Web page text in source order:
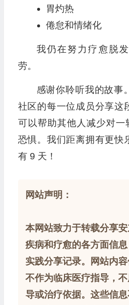
胃灼热
倦怠和情绪化
我仍在努力疗愈脱
劳。
感谢你聆听我的故事
社区的每一位成员分享这
可以帮助其他人减少对一
恐惧。我们距离拥有更快
有 9 天！
网站声明：
本网站致力于转载分享
疾病和疗愈的各方面信
实践分享记录。网站内容
不作为临床医疗指导，
导或治疗依据。这些信